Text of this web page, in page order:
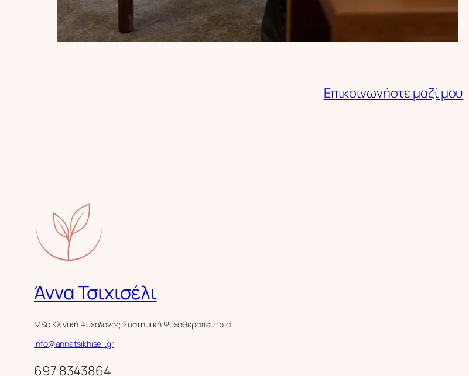
Επικοινωνήστε μαζί μου
Άννα Τσιχισέλι
MSc Κλινική Ψυχολόγος Συστημική Ψυχοθεραπεύτρια
info@annatsikhiseli.gr
697 8343864